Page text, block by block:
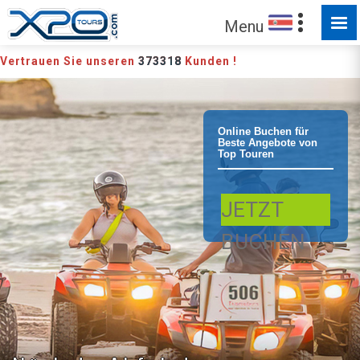
Tamarindo
Tamarindo ATV-
Abenteuer 4x4-
Tour Natur
Menu
Vertrauen Sie unseren 373318 Kunden !
Online Buchen für
Beste Angebote von
Top Touren
JETZT
BUCHEN